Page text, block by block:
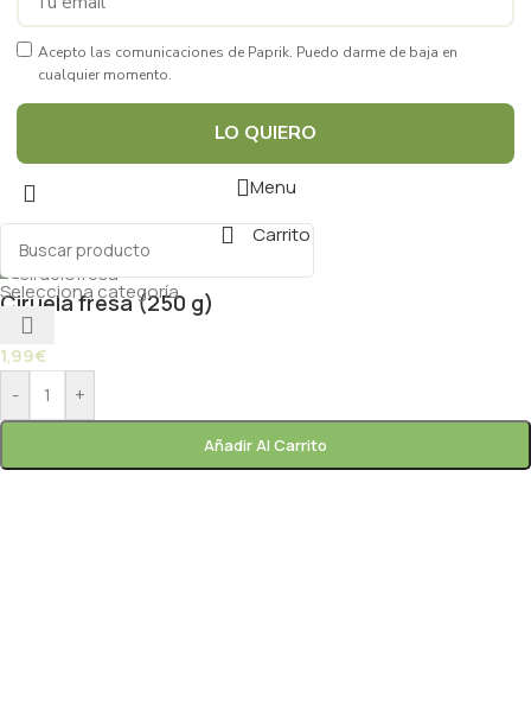
En línea ahora
Acepto las comunicaciones de Paprik. Puedo darme de baja en
cualquier momento.
LO QUIERO
Selecciona categoría
Menu
Carrito
Ciruela fresa (250 g)
1,99€
-
+
Añadir Al Carrito